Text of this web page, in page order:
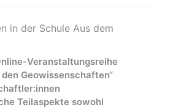
in der Schule Aus dem
Veranstaltungsreihe
Geowissenschaften“
Teilaspekte sowohl